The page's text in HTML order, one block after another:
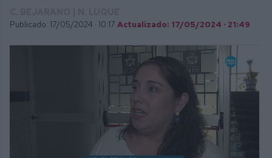
Publicado: 17/05/2024 · 10:17 Actualizado: 17/05/2024 · 21:49